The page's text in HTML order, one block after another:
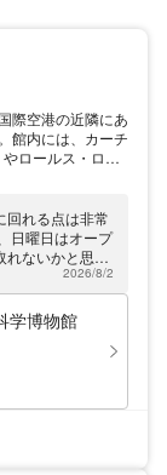
際空港の近隣にあ
館内には、カーチ
ロールス・ロイ
、日本の名機10
刻む300機のソリ
や「YS-11」、
機が展示されてい
レーター」とい
ミレーターがある
の理由。本格的な
す。その他にも5
。航空科学博物館
20分です。 アソ
館のお得なクーポ
回れる点は非常
日曜日はオープ
れないかと思い
2026/8/2
学博物館